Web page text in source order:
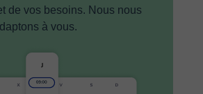
de vos besoins. Nous nous
à vous.